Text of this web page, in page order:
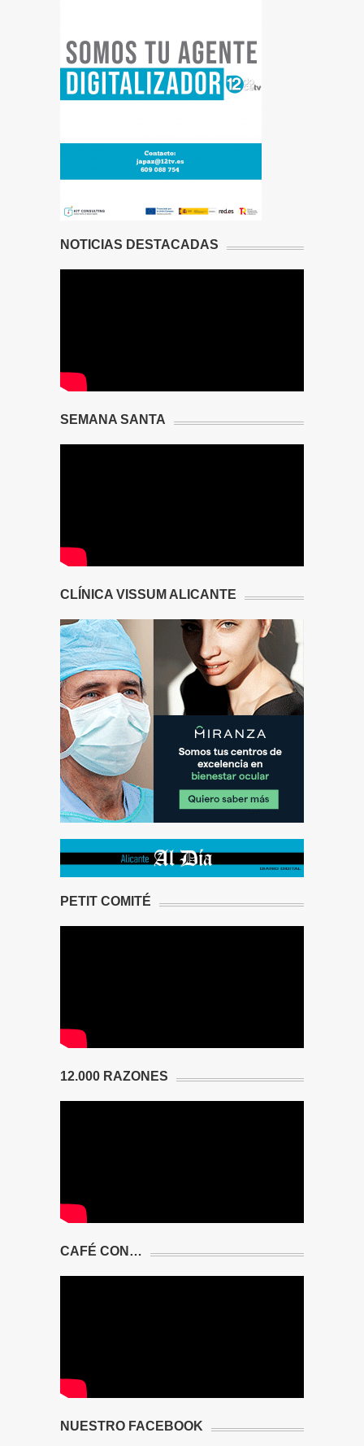
NOTICIAS DESTACADAS
SEMANA SANTA
CLÍNICA VISSUM ALICANTE
PETIT COMITÉ
12.000 RAZONES
CAFÉ CON…
NUESTRO FACEBOOK